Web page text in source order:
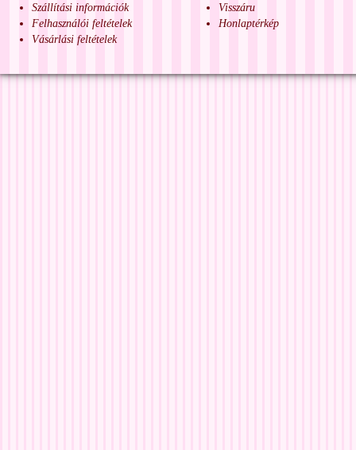
Szállítási információk
Felhasználói feltételek
Vásárlási feltételek
Visszáru
Honlaptérkép